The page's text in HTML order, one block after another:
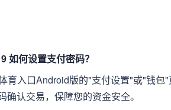
如何设置支付密码？
育入口Android版的"支付设置"或"钱
认交易，保障您的资金安全。